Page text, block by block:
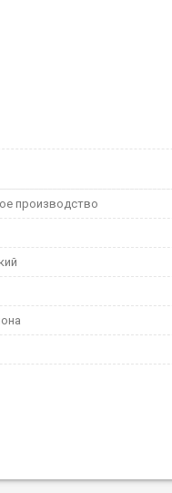
производство